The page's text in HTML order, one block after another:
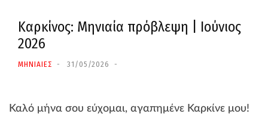
Καρκίνος: Μηνιαία πρόβλεψη | Ιούνιος
2026
ΜΗΝΙΑΙΕΣ 31/05/2026
Καλό μήνα σου εύχομαι, αγαπημένε Καρκίνε μου!